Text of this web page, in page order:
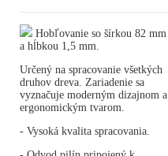
Hobľovanie so šírkou 82 mm
a hĺbkou 1,5 mm.
Určený na spracovanie všetkých
druhov dreva. Zariadenie sa
vyznačuje moderným dizajnom a
ergonomickým tvarom.
- Vysoká kvalita spracovania.